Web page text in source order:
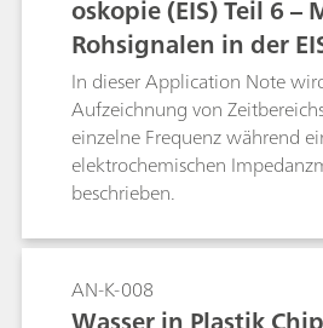
Daten. Die meisten
über ein Programm zur
dieser Application Note wird
NOVA zur Anpassung der
veranschaulicht.
oskopie (EIS) Teil 6 –
Rohsignalen in der
In dieser Application Note
Aufzeichnung von
einzelne Frequenz während
elektrochemischen
beschrieben.
AN-K-008